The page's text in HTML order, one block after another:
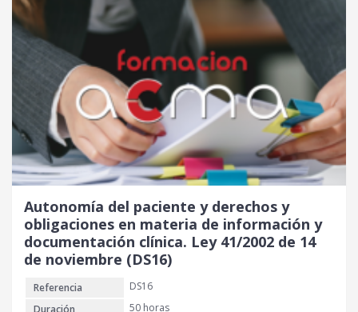
Autonomía del paciente y derechos y
obligaciones en materia de información y
documentación clínica. Ley 41/2002 de 14
de noviembre (DS16)
Referencia
DS16
Duración
50 horas